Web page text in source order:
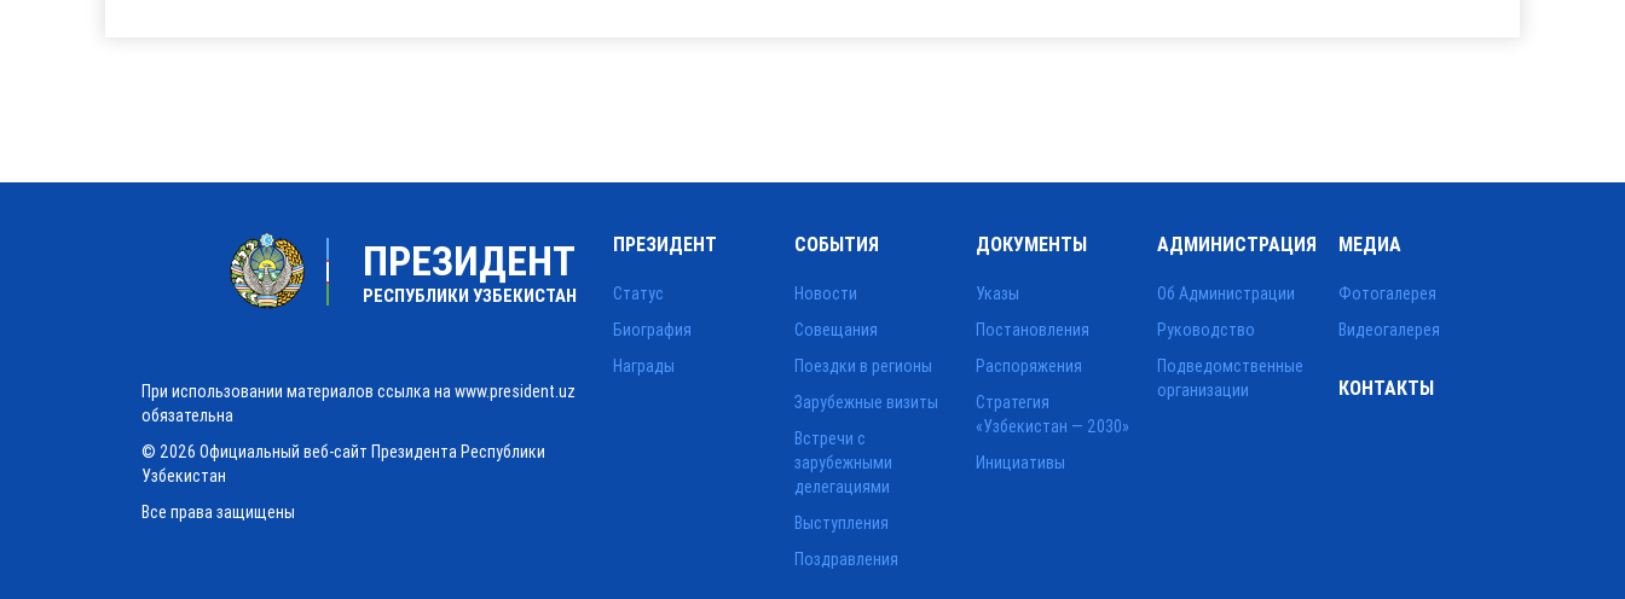
ПРЕЗИДЕНТ
РЕСПУБЛИКИ УЗБЕКИСТАН
При использовании материалов ссылка на www.president.uz
обязательна
© 2026 Официальный веб-сайт Президента Республики
Узбекистан
Все права защищены
ПРЕЗИДЕНТ
Статус
Биография
Награды
СОБЫТИЯ
Новости
Совещания
Поездки в регионы
Зарубежные визиты
Встречи с
зарубежными
делегациями
Выступления
Поздравления
ДОКУМЕНТЫ
Указы
Постановления
Распоряжения
Стратегия
«Узбекистан — 2030»
Инициативы
АДМИНИСТРАЦИЯ
Об Администрации
Руководство
Подведомственные
организации
МЕДИА
Фотогалерея
Видеогалерея
КОНТАКТЫ